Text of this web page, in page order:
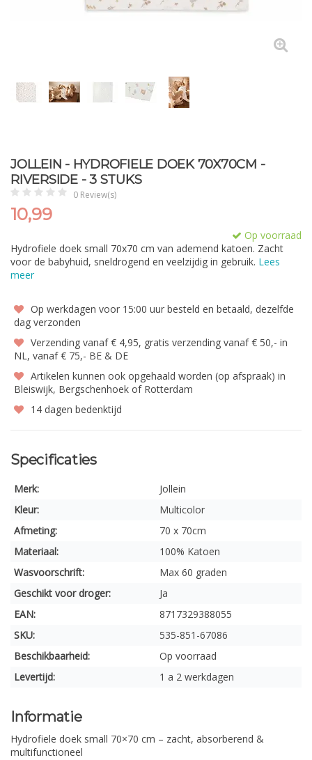
JOLLEIN - HYDROFIELE DOEK 70X70CM -
RIVERSIDE - 3 STUKS
0 Review(s)
10,99
Op voorraad
Hydrofiele doek small 70x70 cm van ademend katoen. Zacht
voor de babyhuid, sneldrogend en veelzijdig in gebruik. Lees
meer
Op werkdagen voor 15:00 uur besteld en betaald, dezelfde
dag verzonden
Verzending vanaf € 4,95, gratis verzending vanaf € 50,- in
NL, vanaf € 75,- BE & DE
Artikelen kunnen ook opgehaald worden (op afspraak) in
Bleiswijk, Bergschenhoek of Rotterdam
14 dagen bedenktijd
Specificaties
Merk:
Jollein
Kleur:
Multicolor
Afmeting:
70 x 70cm
Materiaal:
100% Katoen
Wasvoorschrift:
Max 60 graden
Geschikt voor droger:
Ja
EAN:
8717329388055
SKU:
535-851-67086
Beschikbaarheid:
Op voorraad
Levertijd:
1 a 2 werkdagen
Informatie
Hydrofiele doek small 70×70 cm – zacht, absorberend &
multifunctioneel